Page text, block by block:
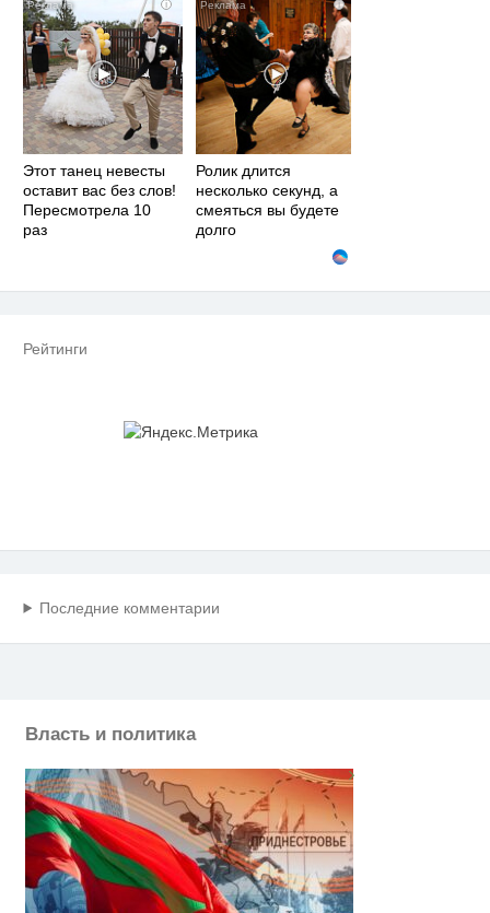
i
Этот танец невесты
оставит вас без слов!
Пересмотрела 10
раз
i
Ролик длится
несколько секунд, а
смеяться вы будете
долго
Рейтинги
Последние комментарии
Власть и политика